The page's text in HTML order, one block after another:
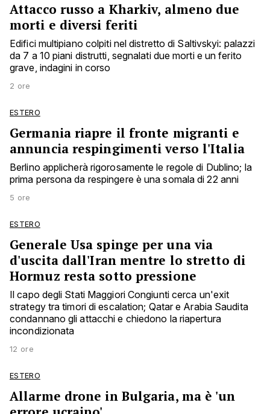
Attacco russo a Kharkiv, almeno due
morti e diversi feriti
Edifici multipiano colpiti nel distretto di Saltivskyi: palazzi
da 7 a 10 piani distrutti, segnalati due morti e un ferito
grave, indagini in corso
2 ore
ESTERO
Germania riapre il fronte migranti e
annuncia respingimenti verso l'Italia
Berlino applicherà rigorosamente le regole di Dublino; la
prima persona da respingere è una somala di 22 anni
5 ore
ESTERO
Generale Usa spinge per una via
d'uscita dall'Iran mentre lo stretto di
Hormuz resta sotto pressione
Il capo degli Stati Maggiori Congiunti cerca un'exit
strategy tra timori di escalation; Qatar e Arabia Saudita
condannano gli attacchi e chiedono la riapertura
incondizionata
12 ore
ESTERO
Allarme drone in Bulgaria, ma è 'un